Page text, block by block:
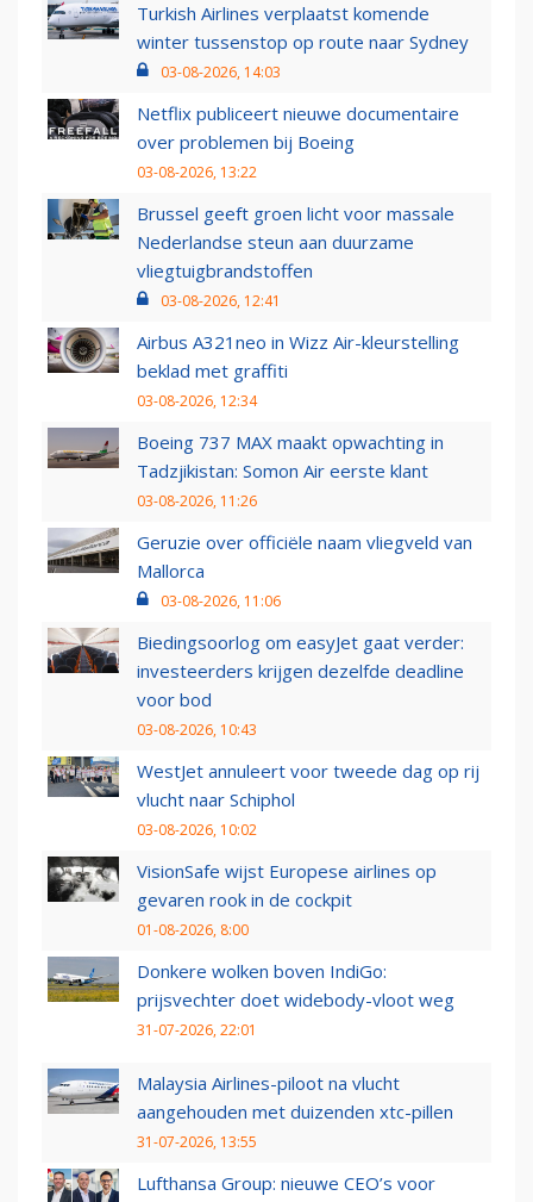
Turkish Airlines verplaatst komende
winter tussenstop op route naar Sydney
03-08-2026, 14:03
Netflix publiceert nieuwe documentaire
over problemen bij Boeing
03-08-2026, 13:22
Brussel geeft groen licht voor massale
Nederlandse steun aan duurzame
vliegtuigbrandstoffen
03-08-2026, 12:41
Airbus A321neo in Wizz Air-kleurstelling
beklad met graffiti
03-08-2026, 12:34
Boeing 737 MAX maakt opwachting in
Tadzjikistan: Somon Air eerste klant
03-08-2026, 11:26
Geruzie over officiële naam vliegveld van
Mallorca
03-08-2026, 11:06
Biedingsoorlog om easyJet gaat verder:
investeerders krijgen dezelfde deadline
voor bod
03-08-2026, 10:43
WestJet annuleert voor tweede dag op rij
vlucht naar Schiphol
03-08-2026, 10:02
VisionSafe wijst Europese airlines op
gevaren rook in de cockpit
01-08-2026, 8:00
Donkere wolken boven IndiGo:
prijsvechter doet widebody-vloot weg
31-07-2026, 22:01
Malaysia Airlines-piloot na vlucht
aangehouden met duizenden xtc-pillen
31-07-2026, 13:55
Lufthansa Group: nieuwe CEO’s voor